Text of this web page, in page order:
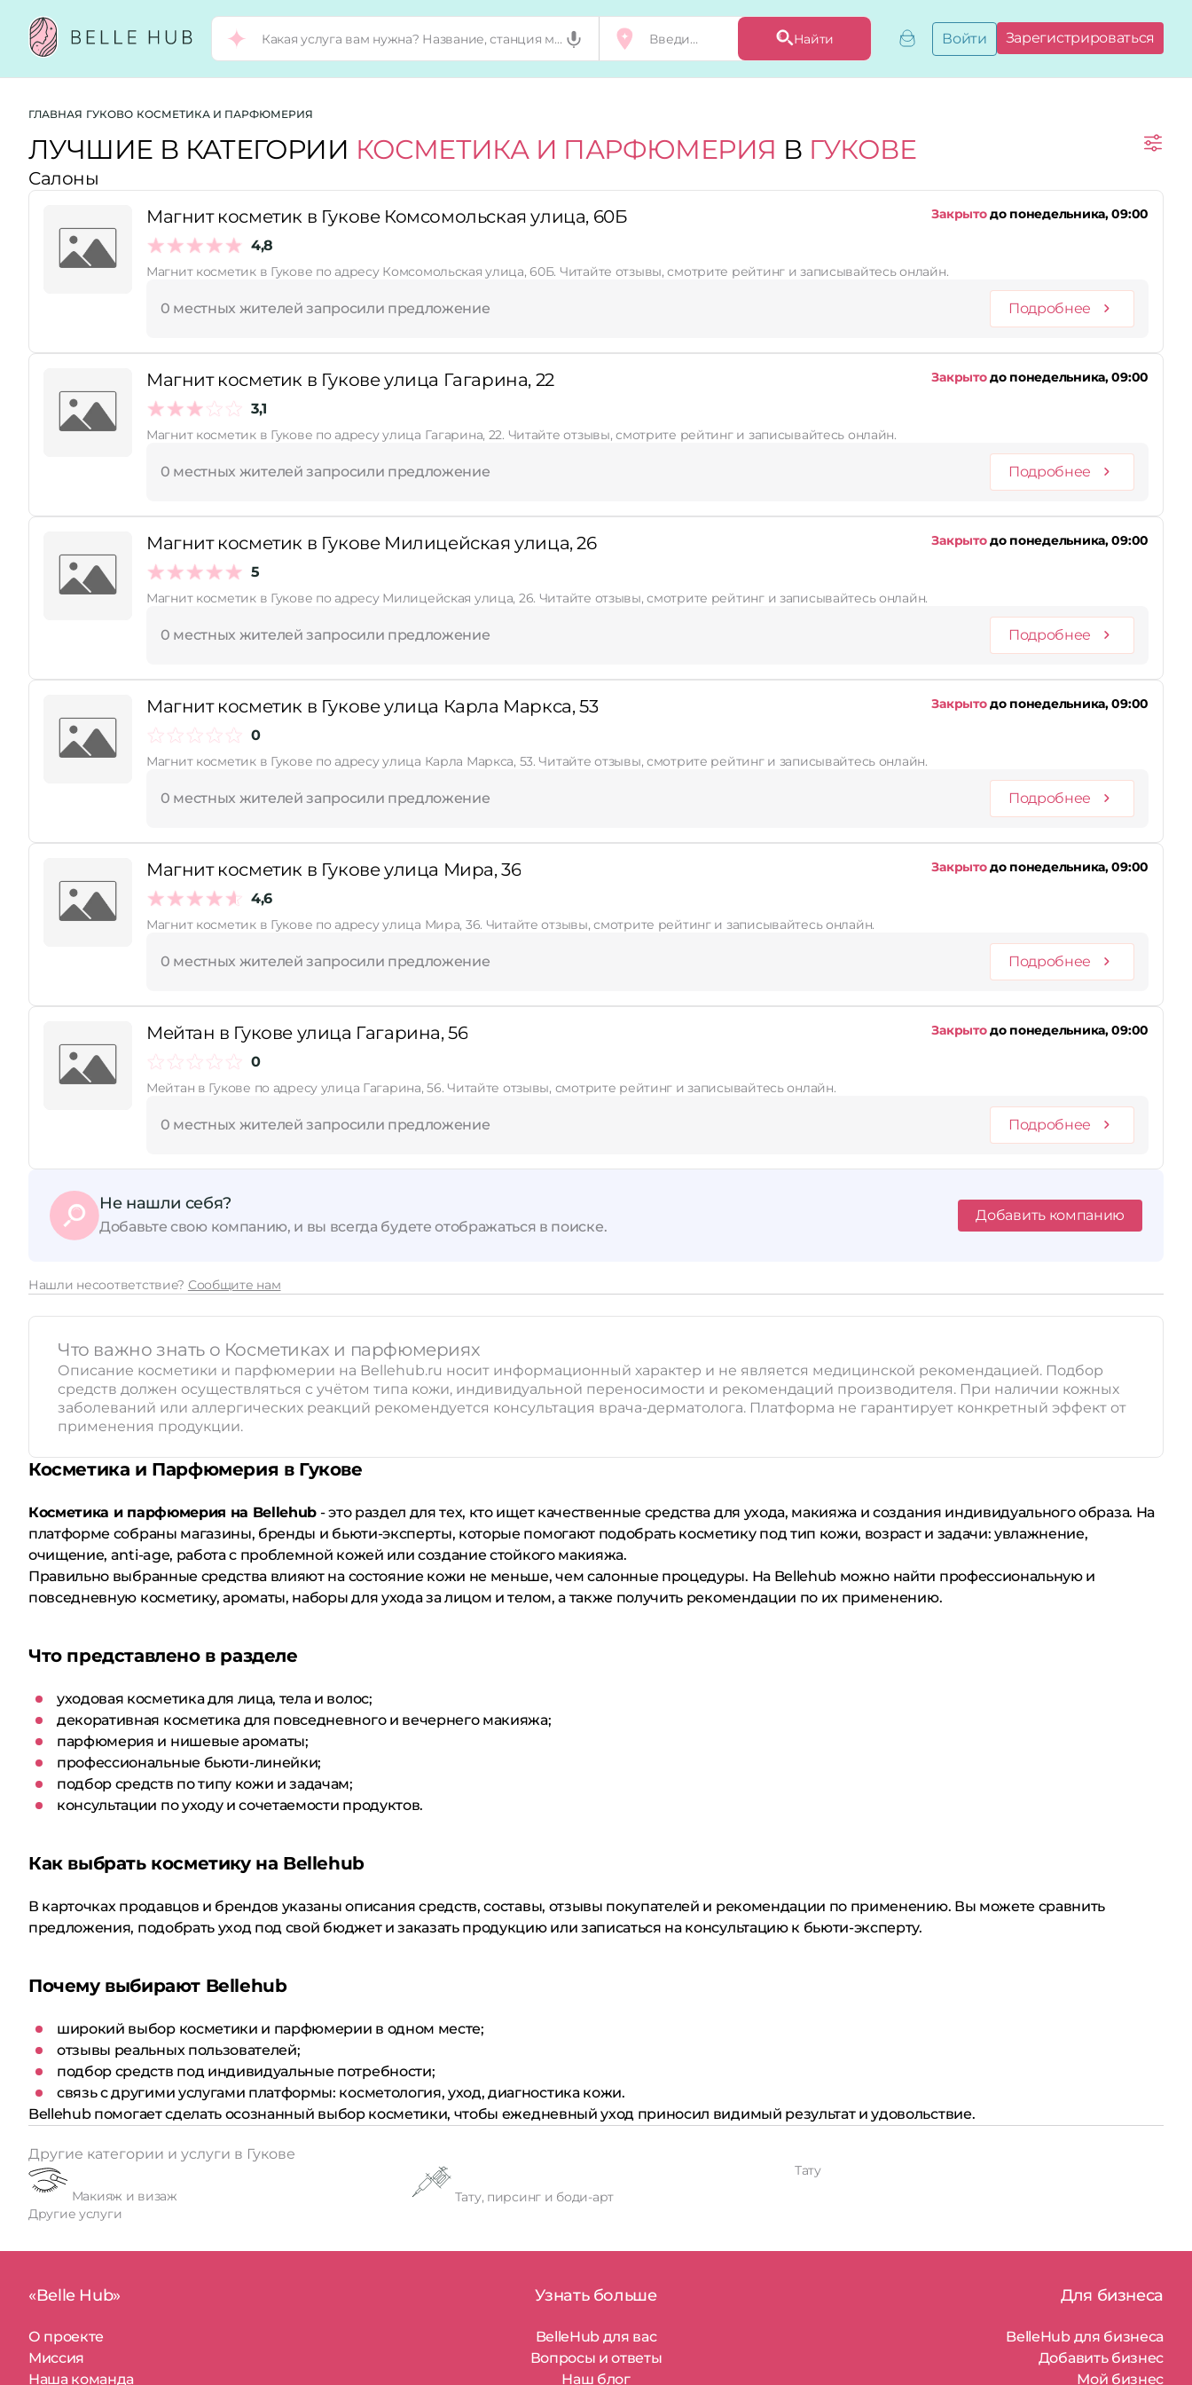
Найти
Добавить,
бизнес
Запросы
Сертификаты
Войти Зарегистрироваться
Город:
Категории:
Рейтинг:
Принимает сертификаты
Сбросить
ГЛАВНАЯ ГУКОВО КОСМЕТИКА И ПАРФЮМЕРИЯ
ЛУЧШИЕ В КАТЕГОРИИ КОСМЕТИКА И ПАРФЮМЕРИЯ В ГУКОВЕ
Салоны
Магнит косметик в Гукове Комсомольская улица, 60Б
4,8
Закрытодо понедельника, 09:00
Магнит косметик в Гукове по адресу Комсомольская улица, 60Б. Читайте отзывы, смотрите рейтинг и записывайтесь онлайн.
0 местных жителей запросили предложение Подробнее
Магнит косметик в Гукове улица Гагарина, 22
3,1
Закрытодо понедельника, 09:00
Магнит косметик в Гукове по адресу улица Гагарина, 22. Читайте отзывы, смотрите рейтинг и записывайтесь онлайн.
0 местных жителей запросили предложение Подробнее
Магнит косметик в Гукове Милицейская улица, 26
5
Закрытодо понедельника, 09:00
Магнит косметик в Гукове по адресу Милицейская улица, 26. Читайте отзывы, смотрите рейтинг и записывайтесь онлайн.
0 местных жителей запросили предложение Подробнее
Магнит косметик в Гукове улица Карла Маркса, 53
0
Закрытодо понедельника, 09:00
Магнит косметик в Гукове по адресу улица Карла Маркса, 53. Читайте отзывы, смотрите рейтинг и записывайтесь онлайн.
0 местных жителей запросили предложение Подробнее
Магнит косметик в Гукове улица Мира, 36
4,6
Закрытодо понедельника, 09:00
Магнит косметик в Гукове по адресу улица Мира, 36. Читайте отзывы, смотрите рейтинг и записывайтесь онлайн.
0 местных жителей запросили предложение Подробнее
Мейтан в Гукове улица Гагарина, 56
0
Закрытодо понедельника, 09:00
Мейтан в Гукове по адресу улица Гагарина, 56. Читайте отзывы, смотрите рейтинг и записывайтесь онлайн.
0 местных жителей запросили предложение Подробнее
Не нашли себя?
Добавьте свою компанию, и вы всегда будете отображаться в поиске.
Добавить компанию
Нашли несоответствие? Сообщите нам
Что важно знать о Косметиках и парфюмериях
Описание косметики и парфюмерии на Bellehub.ru носит информационный характер и не является медицинской рекомендацией. Подбор
средств должен осуществляться с учётом типа кожи, индивидуальной переносимости и рекомендаций производителя. При наличии кожных
заболеваний или аллергических реакций рекомендуется консультация врача-дерматолога. Платформа не гарантирует конкретный эффект от
применения продукции.
Косметика и Парфюмерия в Гукове
Косметика и парфюмерия на Bellehub - это раздел для тех, кто ищет качественные средства для ухода, макияжа и создания индивидуального образа. На
платформе собраны магазины, бренды и бьюти-эксперты, которые помогают подобрать косметику под тип кожи, возраст и задачи: увлажнение,
очищение, anti-age, работа с проблемной кожей или создание стойкого макияжа.
Правильно выбранные средства влияют на состояние кожи не меньше, чем салонные процедуры. На Bellehub можно найти профессиональную и
повседневную косметику, ароматы, наборы для ухода за лицом и телом, а также получить рекомендации по их применению.
Что представлено в разделе
уходовая косметика для лица, тела и волос;
декоративная косметика для повседневного и вечернего макияжа;
парфюмерия и нишевые ароматы;
профессиональные бьюти-линейки;
подбор средств по типу кожи и задачам;
консультации по уходу и сочетаемости продуктов.
Как выбрать косметику на Bellehub
В карточках продавцов и брендов указаны описания средств, составы, отзывы покупателей и рекомендации по применению. Вы можете сравнить
предложения, подобрать уход под свой бюджет и заказать продукцию или записаться на консультацию к бьюти-эксперту.
Почему выбирают Bellehub
широкий выбор косметики и парфюмерии в одном месте;
отзывы реальных пользователей;
подбор средств под индивидуальные потребности;
связь с другими услугами платформы: косметология, уход, диагностика кожи.
Bellehub помогает сделать осознанный выбор косметики, чтобы ежедневный уход приносил видимый результат и удовольствие.
Другие категории и услуги в Гукове
Макияж и визаж
Другие услуги
Тату, пирсинг и боди-арт
Тату
«Belle Hub»
О проекте
Миссия
Наша команда
Узнать больше
BelleHub для вас
Вопросы и ответы
Наш блог
Для бизнеса
BelleHub для бизнеса
Добавить бизнес
Мой бизнес